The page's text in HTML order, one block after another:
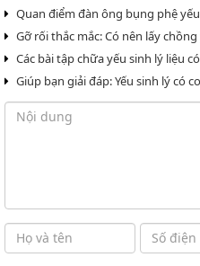
Quan điểm đàn ông bụng phệ
Gỡ rối thắc mắc: Có nên lấy
Các bài tập chữa yếu sinh lý liệu
Giúp bạn giải đáp: Yếu sinh lý có